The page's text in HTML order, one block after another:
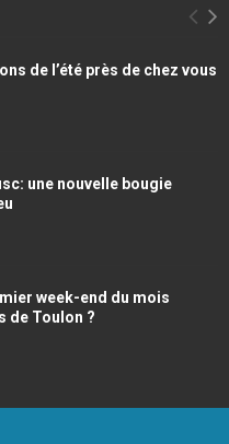
de l’été près de chez vous
une nouvelle bougie
week-end du mois
de Toulon ?